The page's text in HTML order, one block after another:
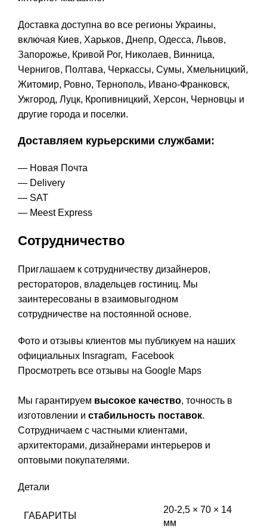
Доставка доступна во все регионы Украины,
включая Киев, Харьков, Днепр, Одесса, Львов,
Запорожье, Кривой Рог, Николаев, Винница,
Чернигов, Полтава, Черкассы, Сумы, Хмельницкий,
Житомир, Ровно, Тернополь, Ивано-Франковск,
Ужгород, Луцк, Кропивницкий, Херсон, Черновцы и
другие города и поселки.
Доставляем курьерскими службами:
— Новая Почта
— Delivery
— SAT
— Meest Express
Сотрудничество
Приглашаем к сотрудничеству дизайнеров,
рестораторов, владельцев гостиниц. Мы
заинтересованы в взаимовыгодном
сотрудничестве на постоянной основе.
Фото и отзывы клиентов мы публикуем на наших
официальных Insragram,
Facebook
Просмотреть все отзывы на Google Maps
Мы гарантируем высокое качество, точность в
изготовлении и стабильность поставок.
Сотрудничаем с частными клиентами,
архитекторами, дизайнерами интерьеров и
оптовыми покупателями.
Детали
ГАБАРИТЫ
20-2,5 × 70 × 14
мм